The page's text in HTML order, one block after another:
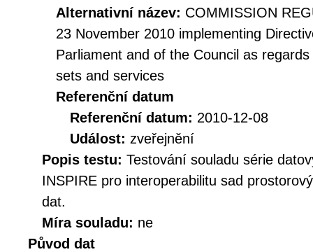
Alternativní název: COMMISSION
23 November 2010 implementing
Parliament and of the Council as
sets and services
Referenční datum
Referenční datum: 2010-12-08
Událost: zveřejnění
Popis testu: Testování souladu série
INSPIRE pro interoperabilitu sad
dat.
Míra souladu: ne
Původ dat